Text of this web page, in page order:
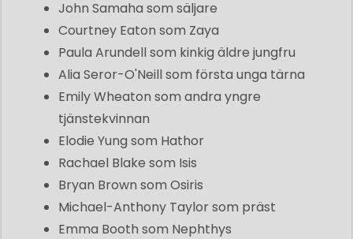
John Samaha som säljare
Courtney Eaton som Zaya
Paula Arundell som kinkig äldre jungfru
Alia Seror-O'Neill som första unga tärna
Emily Wheaton som andra yngre
tjänstekvinnan
Elodie Yung som Hathor
Rachael Blake som Isis
Bryan Brown som Osiris
Michael-Anthony Taylor som präst
Emma Booth som Nephthys